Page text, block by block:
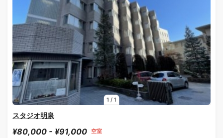
1 / 1
スタジオ明泉
¥80,000 - ¥91,000 空室